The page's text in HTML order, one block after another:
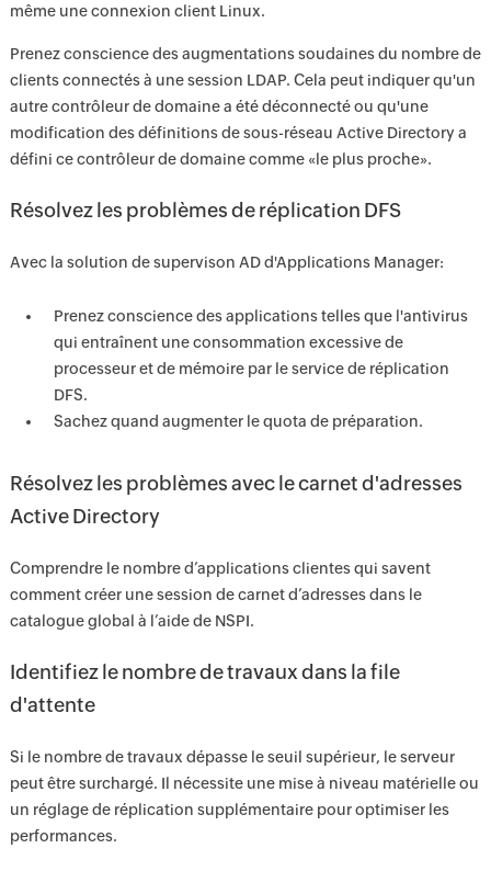
même une connexion client Linux.
Prenez conscience des augmentations soudaines du nombre de
clients connectés à une session LDAP. Cela peut indiquer qu'un
autre contrôleur de domaine a été déconnecté ou qu'une
modification des définitions de sous-réseau Active Directory a
défini ce contrôleur de domaine comme «le plus proche».
Résolvez les problèmes de réplication DFS
Avec la solution de supervison AD ​​d'Applications Manager:
Prenez conscience des applications telles que l'antivirus
qui entraînent une consommation excessive de
processeur et de mémoire par le service de réplication
DFS.
Sachez quand augmenter le quota de préparation.
Résolvez les problèmes avec le carnet d'adresses
Active Directory
Comprendre le nombre d’applications clientes qui savent
comment créer une session de carnet d’adresses dans le
catalogue global à l’aide de NSPI.
Identifiez le nombre de travaux dans la file
d'attente
Si le nombre de travaux dépasse le seuil supérieur, le serveur
peut être surchargé. Il nécessite une mise à niveau matérielle ou
un réglage de réplication supplémentaire pour optimiser les
performances.